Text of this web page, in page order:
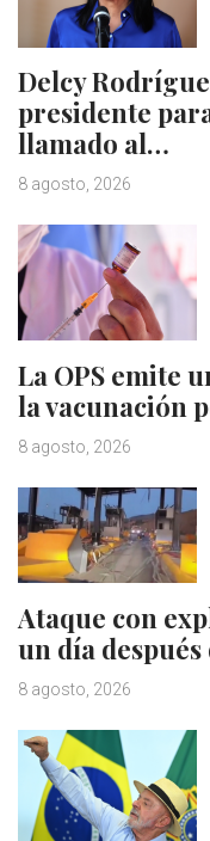
Delcy
presidente
llamado al…
8 agosto, 2026
La OPS emite
la vacunación
8 agosto, 2026
Ataque con
un día
8 agosto, 2026